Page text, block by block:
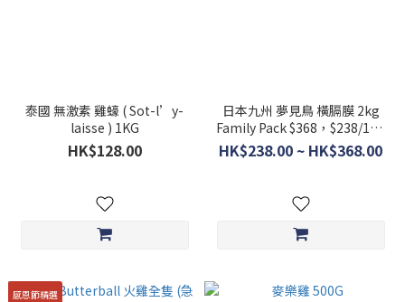
泰國 無激素 雞蠔 ( Sot-l’y-
laisse ) 1KG
HK$128.00
日本九州 夢見鳥 橫膈膜 2kg
Family Pack $368，$238/1kg
半包裝
HK$238.00 ~ HK$368.00
感恩節精選